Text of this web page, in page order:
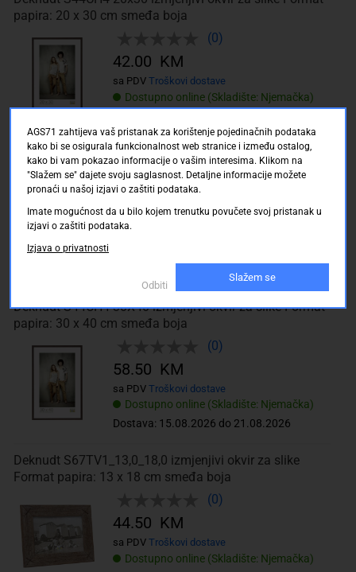
papira: 20 x 30 cm smeđa boja
(0)
Dostupno online (Skladište: Njemačka)
42.00 KM
sa PDV Troškovi dostave
Deknudt S44CH4 30x45 izmjenjivi okvir za slike Format
papira: 30 x 45 cm smeđa boja
60.50 KM
Deknudt S44CH4 30X40 izmjenjivi okvir za slike Format
papira: 30 x 40 cm smeđa boja
(0)
Dostupno online (Skladište: Njemačka)
Dostava: 15.08.2026 do 21.08.2026
58.50 KM
sa PDV Troškovi dostave
Deknudt S67TV1_13,0_18,0 izmjenjivi okvir za slike
Format papira: 13 x 18 cm smeđa boja
(0)
Dostupno online (Skladište: Njemačka)
44.50 KM
sa PDV Troškovi dostave
AGS71 zahtijeva vaš pristanak za korištenje pojedinačnih podataka
kako bi se osigurala funkcionalnost web stranice i između ostalog,
kako bi vam pokazao informacije o vašim interesima. Klikom na
"Slažem se" dajete svoju saglasnost. Detaljne informacije možete
pronaći u našoj izjavi o zaštiti podataka.
Imate mogućnost da u bilo kojem trenutku povučete svoj pristanak u
izjavi o zaštiti podataka.
Izjava o privatnosti
Odbiti
Slažem se